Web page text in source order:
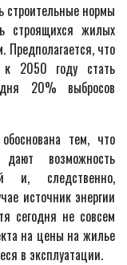
строительные нормы
строящихся жилых
что
к 2050 году стать
20% выбросов
тем, что
дают возможность
и, следственно,
источник энергии
сегодня не совсем
на цены на жилье
в эксплуатации.